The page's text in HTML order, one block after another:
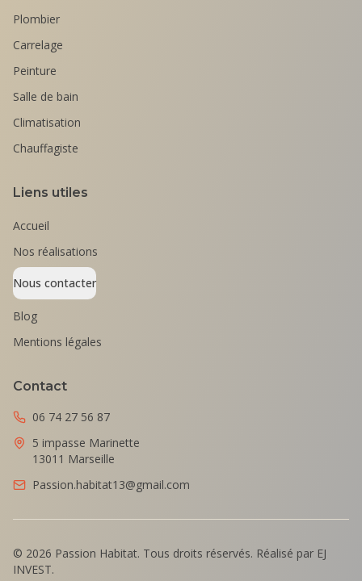
Plombier
Carrelage
Peinture
Salle de bain
Climatisation
Chauffagiste
Liens utiles
Accueil
Nos réalisations
Nous contacter
Blog
Mentions légales
Contact
06 74 27 56 87
5 impasse Marinette
13011 Marseille
Passion.habitat13@gmail.com
© 2026 Passion Habitat. Tous droits réservés. Réalisé par EJ
INVEST.